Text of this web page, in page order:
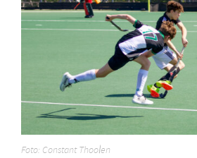
Foto: Constant Thoolen